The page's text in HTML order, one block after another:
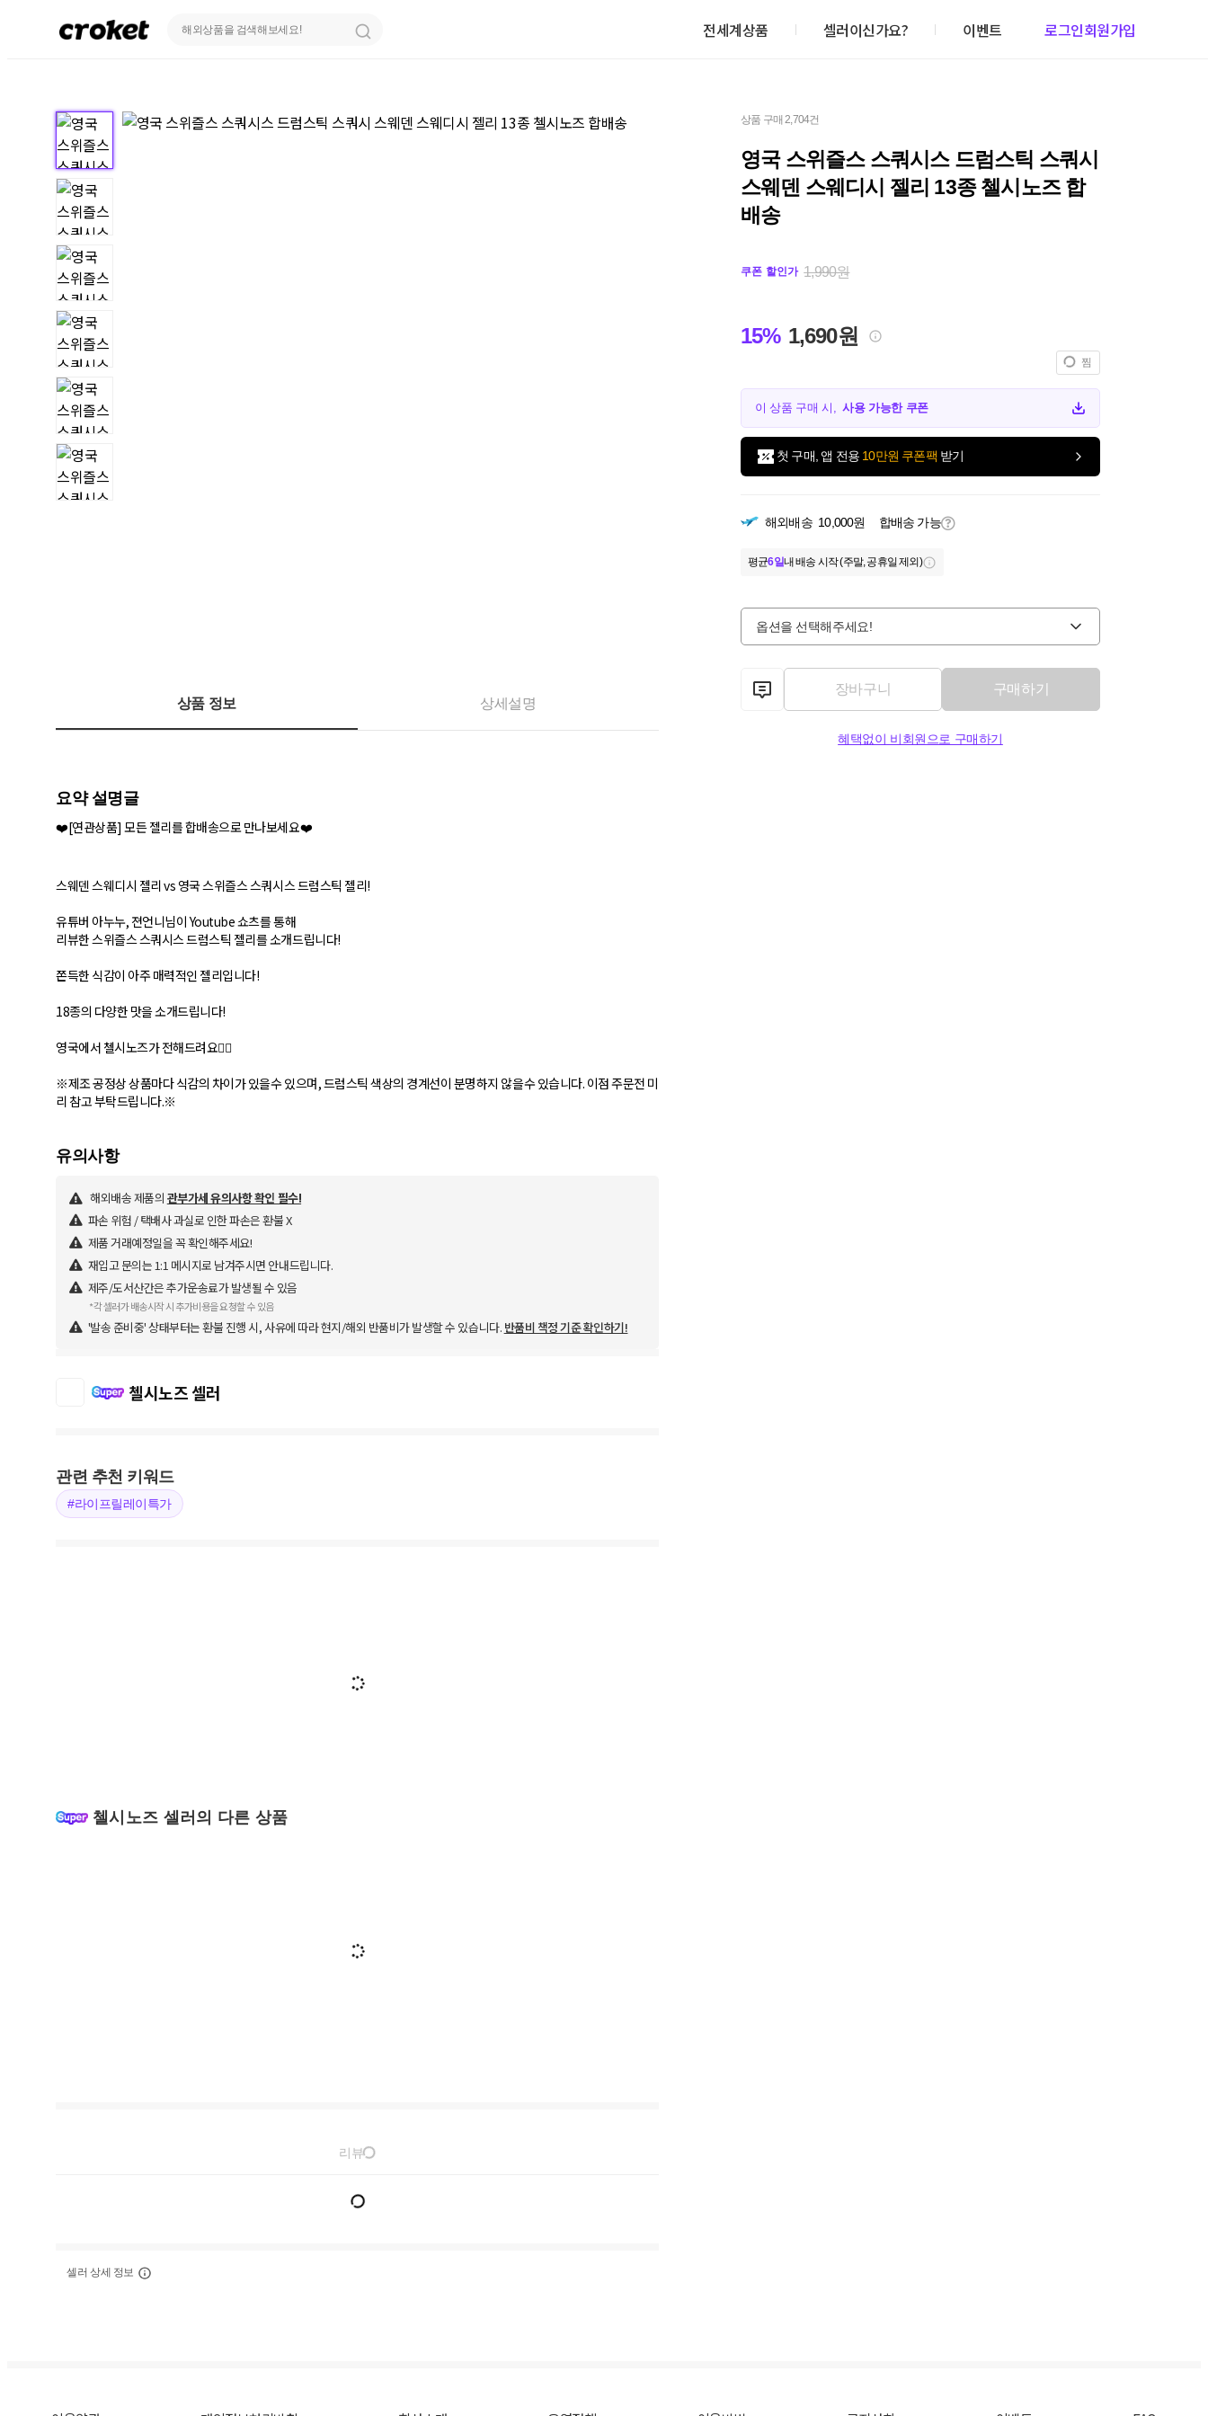
전세계상품 셀러이신가요? 이벤트 로그인회원가입
상품 구매 2,704건
영국 스위즐스 스쿼시스 드럼스틱 스쿼시
스웨덴 스웨디시 젤리 13종 첼시노즈 합
배송
쿠폰 할인가 1,990원
15% 1,690원
찜
이 상품 구매 시,사용 가능한 쿠폰
첫 구매, 앱 전용 10만원 쿠폰팩 받기
해외배송 10,000원 합배송 가능
평균6일내 배송 시작 (주말, 공휴일 제외)
옵션을 선택해주세요!
장바구니 구매하기
혜택없이 비회원으로 구매하기
상품 정보 상세설명
요약 설명글
❤️[연관상품] 모든 젤리를 합배송으로 만나보세요❤️
스웨덴 스웨디시 젤리 vs 영국 스위즐스 스쿼시스 드럼스틱 젤리!
유튜버 아누누, 젼언니님이 Youtube 쇼츠를 통해
리뷰한 스위즐스 스쿼시스 드럼스틱 젤리를 소개드립니다!
쫀득한 식감이 아주 매력적인 젤리입니다!
18종의 다양한 맛을 소개드립니다!
영국에서 첼시노즈가 전해드려요💂‍♂️
※제조 공정상 상품마다 식감의 차이가 있을수 있으며, 드럼스틱 색상의 경계선이 분명하지 않을수 있습니다. 이점 주문전 미
유의사항
해외배송 제품의 관부가세 유의사항 확인 필수!
파손 위험 / 택배사 과실로 인한 파손은 환불 X
제품 거래예정일을 꼭 확인해주세요!
재입고 문의는 1:1 메시지로 남겨주시면 안내드립니다.
제주/도서산간은 추가운송료가 발생될 수 있음
*각 셀러가 배송시작 시 추가비용을 요청할 수 있음
'발송 준비중' 상태부터는 환불 진행 시, 사유에 따라 현지/해외 반품비가 발생할 수 있습니다. 반품비 책정 기준 확인하기!
첼시노즈 셀러
관련 추천 키워드
#라이프릴레이특가
첼시노즈 셀러의 다른 상품
리뷰
셀러 상세 정보